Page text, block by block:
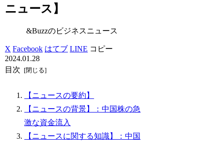
ニュース】
&Buzzのビジネスニュース
X Facebook はてブ LINE コピー
2024.01.28
目次
【ニュースの要約】
【ニュースの背景】：中国株の急
激な資金流入
【ニュースに関する知識】：中国